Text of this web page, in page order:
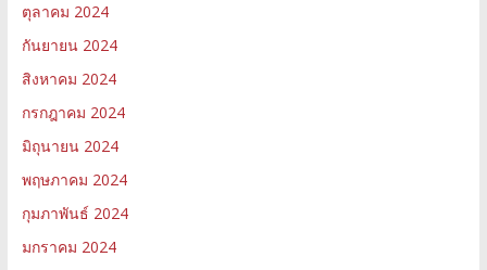
ตุลาคม 2024
กันยายน 2024
สิงหาคม 2024
กรกฎาคม 2024
มิถุนายน 2024
พฤษภาคม 2024
กุมภาพันธ์ 2024
มกราคม 2024